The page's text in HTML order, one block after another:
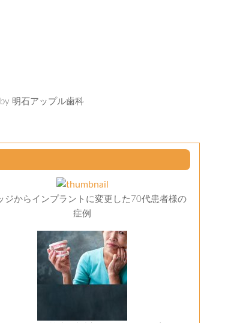
明石アップル歯科
ジからインプラントに変更した70代患者様の
症例